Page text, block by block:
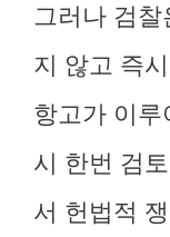
그러나 검
지 않고 즉
항고가 이
시 한번 검
서 헌법적